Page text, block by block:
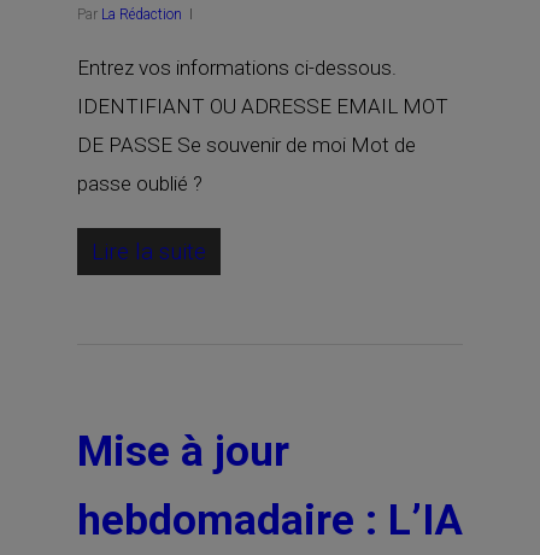
Par La Rédaction
Entrez vos informations ci-dessous.
IDENTIFIANT OU ADRESSE EMAIL MOT
DE PASSE Se souvenir de moi Mot de
passe oublié ?
Lire la suite
Mise à jour
hebdomadaire : L’IA